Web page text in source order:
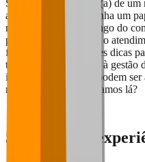
Se você é proprietário(a) de um
atendimento desempenha um
negócio, certo? Ao longo do
práticas para melhorar o
fornecendo as melhores dicas
treinamento da equipe à gestão
insights valiosos que podem ser
restaurante japonês. Vamos lá?
5. Priorize a exper